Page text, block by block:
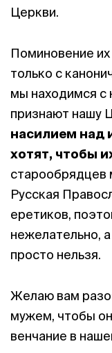
Церкви.
Поминовение их
только с
мы находимся с
признают нашу
насилием над
хотят, чтобы
старообрядцев
Русская
еретиков,
нежелательно,
просто нельзя.
Желаю вам
мужем, чтобы он
венчание в